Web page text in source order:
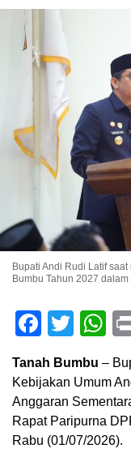
Bupati Andi Rudi Latif
Bumbu Tahun 2027
Tanah Bumbu –
Kebijakan Umum
Anggaran
Rapat Paripurna
Rabu (01/07/2026).